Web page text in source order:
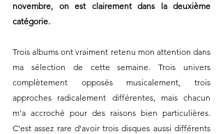
novembre, on est clairement dans la deuxième
catégorie.
Trois albums ont vraiment retenu mon attention dans
ma sélection de cette semaine. Trois univers
complètement opposés musicalement, trois
approches radicalement différentes, mais chacun
m'a accroché pour des raisons bien particulières.
C'est assez rare d'avoir trois disques aussi différents